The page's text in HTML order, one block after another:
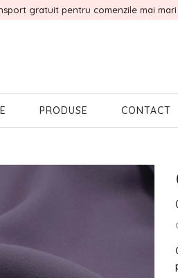
gratuit pentru comenzile mai
PRODUSE CONTACT